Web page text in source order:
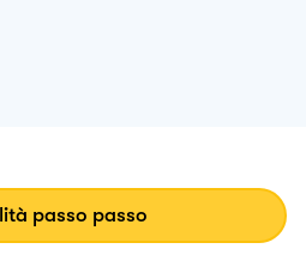
passo passo